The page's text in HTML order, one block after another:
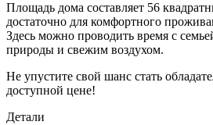
Площадь дома составляет 56
достаточно для комфортного
Здесь можно проводить время с
природы и свежим воздухом.
Не упустите свой шанс стать
доступной цене!
Детали